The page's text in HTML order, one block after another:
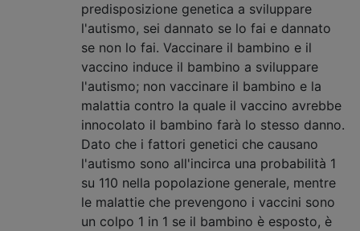
predisposizione genetica a sviluppare
l'autismo, sei dannato se lo fai e dannato
se non lo fai. Vaccinare il bambino e il
vaccino induce il bambino a sviluppare
l'autismo; non vaccinare il bambino e la
malattia contro la quale il vaccino avrebbe
innocolato il bambino farà lo stesso danno.
Dato che i fattori genetici che causano
l'autismo sono all'incirca una probabilità 1
su 110 nella popolazione generale, mentre
le malattie che prevengono i vaccini sono
un colpo 1 in 1 se il bambino è esposto, è